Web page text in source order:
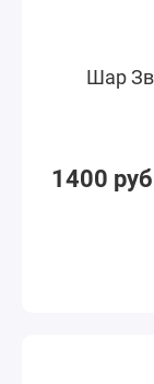
Шар
1400